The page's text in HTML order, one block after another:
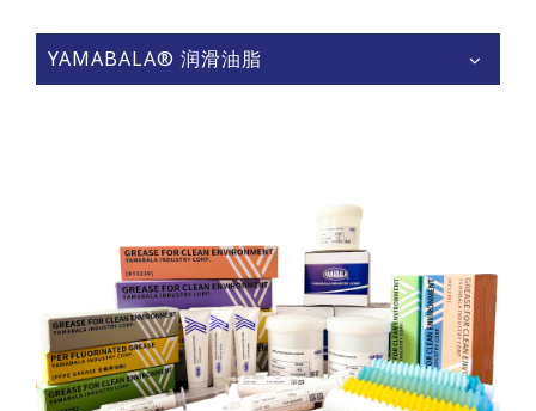
YAMABALA® 润滑油脂